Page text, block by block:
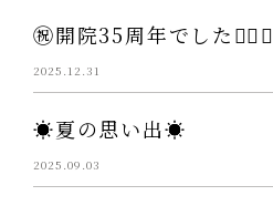
㊗️開院35周年でした👨‍⚕️✨
2025.12.31
☀️夏の思い出☀️
2025.09.03